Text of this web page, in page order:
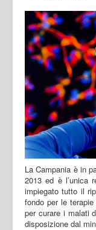
La Campania è in
2013 ed è l’unica
impiegato tutto il
fondo per le
per curare i malati
disposizione dal